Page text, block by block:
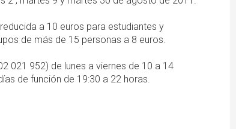
a 10 euros para estudiantes y
de más de 15 personas a 8 euros.
021 952) de lunes a viernes de 10 a 14
de función de 19:30 a 22 horas.